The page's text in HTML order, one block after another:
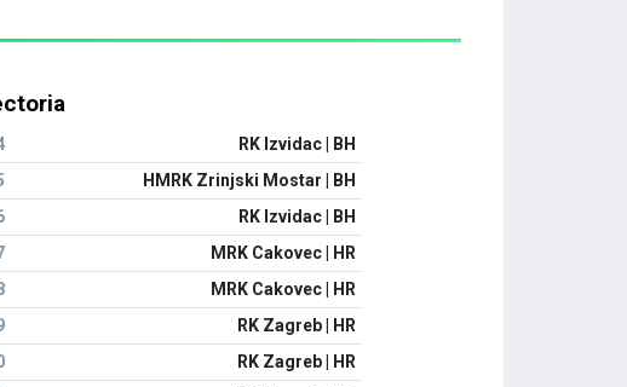
RK Izvidac | BH
HMRK Zrinjski Mostar | BH
RK Izvidac | BH
MRK Cakovec | HR
MRK Cakovec | HR
RK Zagreb | HR
RK Zagreb | HR